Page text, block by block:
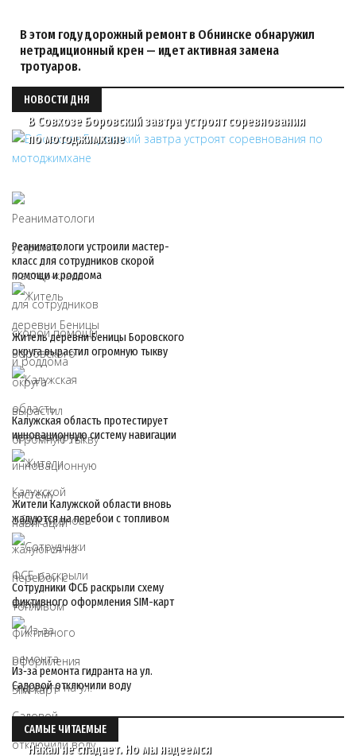
В этом году дорожный ремонт в Обнинске обнаружил
нетрадиционный крен — идет активная замена
тротуаров.
НОВОСТИ ДНЯ
В Совхозе Боровский завтра устроят соревнования
по мотоджимхане
Реаниматологи устроили мастер-
класс для сотрудников скорой
помощи и роддома
Житель деревни Беницы Боровского
округа вырастил огромную тыкву
Калужская область протестирует
инновационную систему навигации
Жители Калужской области вновь
жалуются на перебои с топливом
Сотрудники ФСБ раскрыли схему
фиктивного оформления SIM-карт
Из‑за ремонта гидранта на ул.
Садовой отключили воду
САМЫЕ ЧИТАЕМЫЕ
Накал не спадает. Но мы надеемся